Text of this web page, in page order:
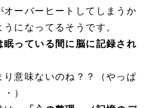
オーバーヒートしてしまうか
になってるそうです。
眠っている間に脳に記録され
り意味ないのね？？（やっぱ
）